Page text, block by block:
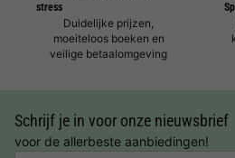
stress
Duidelijke prijzen,
moeiteloos boeken en
veilige betaalomgeving
Schrijf je in voor onze nieuwsbrief
voor de allerbeste aanbiedingen!